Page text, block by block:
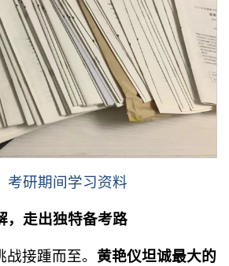
考研期间学习资料
，走出独特备考路
接踵而至。 黄艳仪坦诚最大的